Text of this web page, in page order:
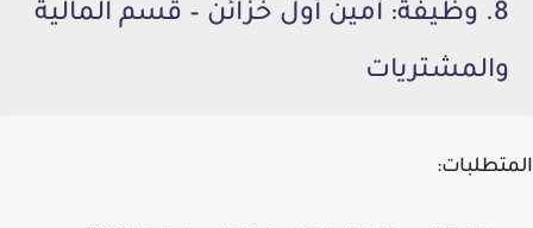
8. وظيفة: أمين أول خزائن – قسم المالية
والمشتريات
المتطلبات: